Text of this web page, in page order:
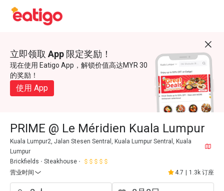
立即领取 App 限定奖励！
现在使用 Eatigo App，解锁价值高达MYR 30
的奖励！
使用 App
PRIME @ Le Méridien Kuala Lumpur
Kuala Lumpur2, Jalan Stesen Sentral, Kuala Lumpur Sentral, Kuala
Lumpur
Brickfields
Steakhouse
营业时间
4.7 1.3k 订座